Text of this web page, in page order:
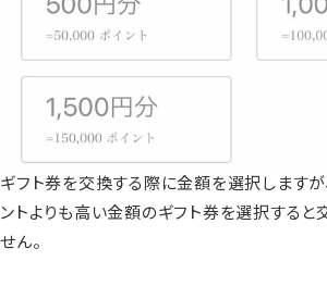
ギフト券を交換する際に金額を選択しますが
ントよりも高い金額のギフト券を選択すると
せん。